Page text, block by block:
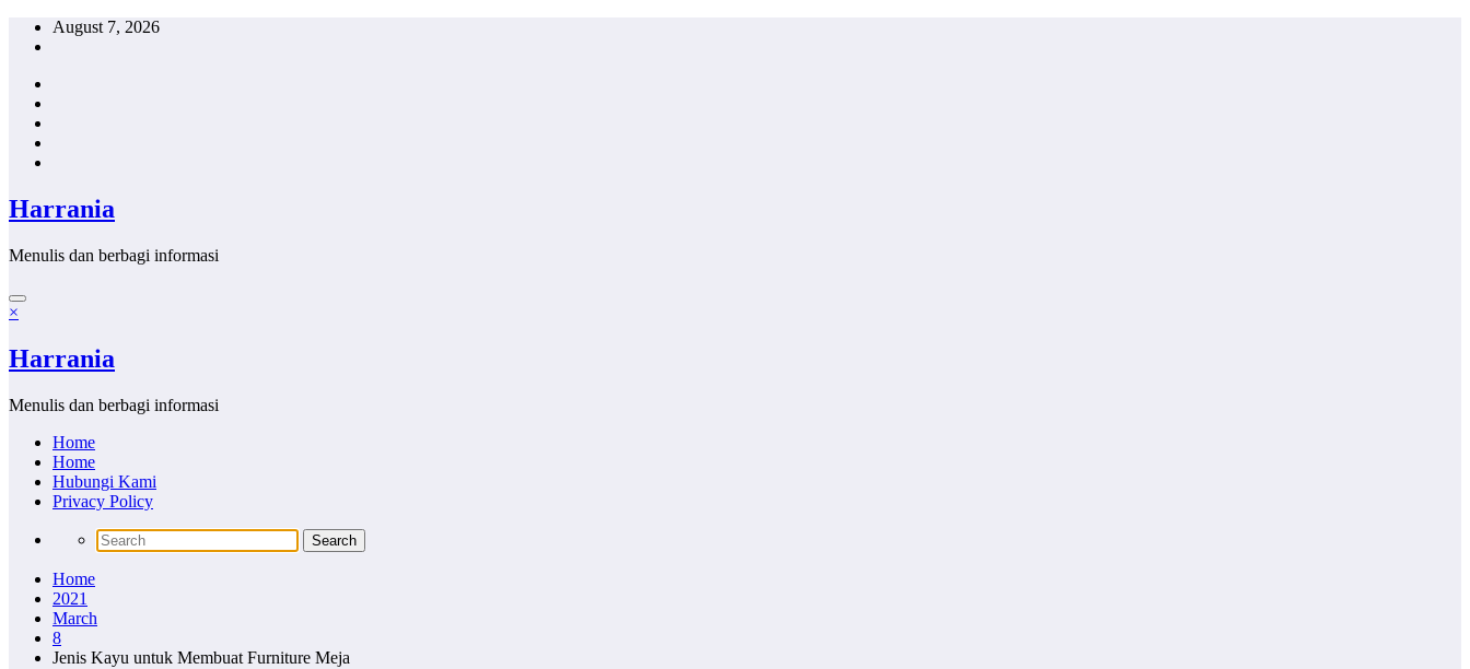
Skip
August 7, 2026
Harrania
Menulis dan berbagi informasi
×
Harrania
Menulis dan berbagi informasi
Home
Home
Hubungi Kami
Privacy Policy
Home
2021
March
8
Jenis Kayu untuk Membuat Furniture Meja